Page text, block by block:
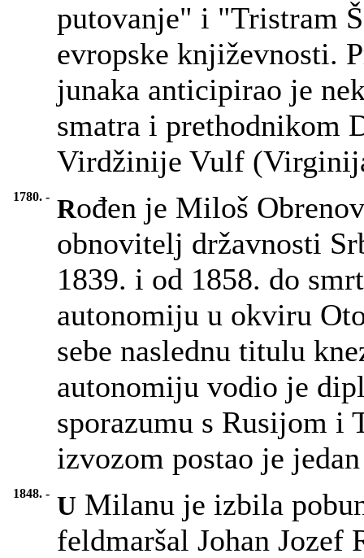
putovanje" i "Tristram
evropske književnosti.
junaka anticipirao je
smatra i prethodnikom
Virdžinije Vulf
1780. - Rođen je Miloš
obnovitelj državnosti
1839. i od 1858. do
autonomiju u okviru
sebe naslednu titulu
autonomiju vodio je
sporazumu s Rusijom i
izvozom postao je
1848. - U Milanu je izbila
feldmaršal Johan Jozef